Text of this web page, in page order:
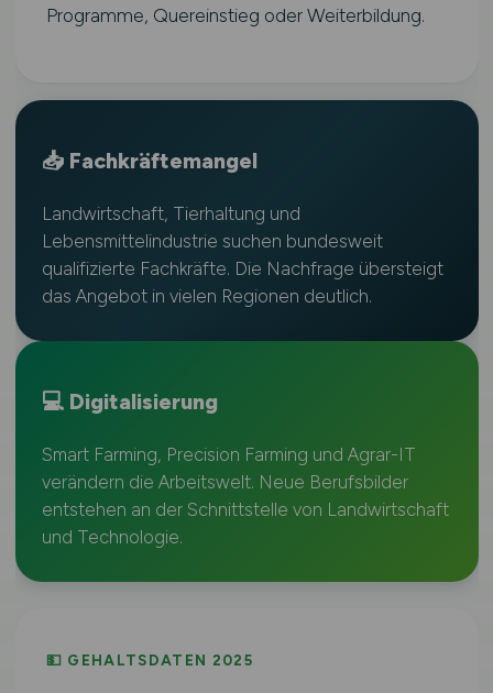
Programme, Quereinstieg oder Weiterbildung.
📥 Fachkräftemangel
Landwirtschaft, Tierhaltung und
Lebensmittelindustrie suchen bundesweit
qualifizierte Fachkräfte. Die Nachfrage übersteigt
das Angebot in vielen Regionen deutlich.
💻 Digitalisierung
Smart Farming, Precision Farming und Agrar-IT
verändern die Arbeitswelt. Neue Berufsbilder
entstehen an der Schnittstelle von Landwirtschaft
und Technologie.
💵 GEHALTSDATEN 2025